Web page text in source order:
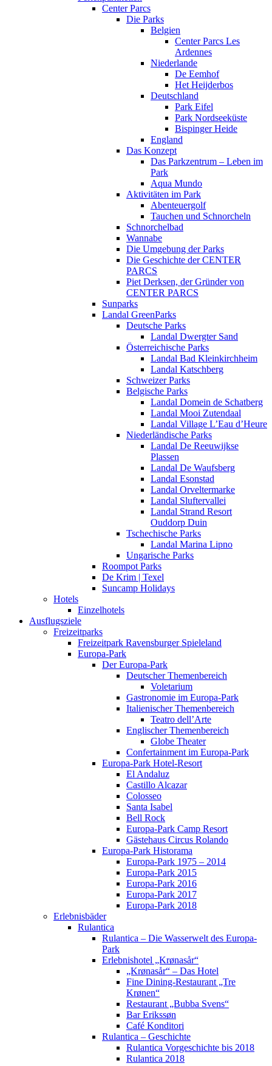
Center Parcs
Die Parks
Belgien
Center Parcs Les
Ardennes
Niederlande
De Eemhof
Het Heijderbos
Deutschland
Park Eifel
Park Nordseeküste
Bispinger Heide
England
Das Konzept
Das Parkzentrum – Leben im
Park
Aqua Mundo
Aktivitäten im Park
Abenteuergolf
Tauchen und Schnorcheln
Schnorchelbad
Wannabe
Die Umgebung der Parks
Die Geschichte der CENTER
PARCS
Piet Derksen, der Gründer von
CENTER PARCS
Sunparks
Landal GreenParks
Deutsche Parks
Landal Dwergter Sand
Österreichische Parks
Landal Bad Kleinkirchheim
Landal Katschberg
Schweizer Parks
Belgische Parks
Landal Domein de Schatberg
Landal Mooi Zutendaal
Landal Village L’Eau d’Heure
Niederländische Parks
Landal De Reeuwijkse
Plassen
Landal De Waufsberg
Landal Esonstad
Landal Orveltermarke
Landal Sluftervallei
Landal Strand Resort
Ouddorp Duin
Tschechische Parks
Landal Marina Lipno
Ungarische Parks
Roompot Parks
De Krim | Texel
Suncamp Holidays
Hotels
Einzelhotels
Ausflugsziele
Freizeitparks
Freizeitpark Ravensburger Spieleland
Europa-Park
Der Europa-Park
Deutscher Themenbereich
Voletarium
Gastronomie im Europa-Park
Italienischer Themenbereich
Teatro dell’Arte
Englischer Themenbereich
Globe Theater
Confertainment im Europa-Park
Europa-Park Hotel-Resort
El Andaluz
Castillo Alcazar
Colosseo
Santa Isabel
Bell Rock
Europa-Park Camp Resort
Gästehaus Circus Rolando
Europa-Park Historama
Europa-Park 1975 – 2014
Europa-Park 2015
Europa-Park 2016
Europa-Park 2017
Europa-Park 2018
Erlebnisbäder
Rulantica
Rulantica – Die Wasserwelt des Europa-
Park
Erlebnishotel „Krønasår“
„Krønasår“ – Das Hotel
Fine Dining-Restaurant „Tre
Krønen“
Restaurant „Bubba Svens“
Bar Erikssøn
Café Konditori
Rulantica – Geschichte
Rulantica Vorgeschichte bis 2018
Rulantica 2018